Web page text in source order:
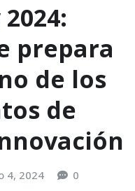
prepara
de los
de
4, 2024 0